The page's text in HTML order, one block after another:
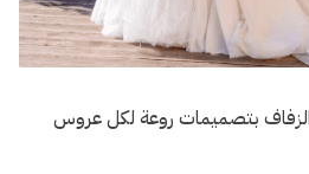
بتصميمات روعة لكل عروس